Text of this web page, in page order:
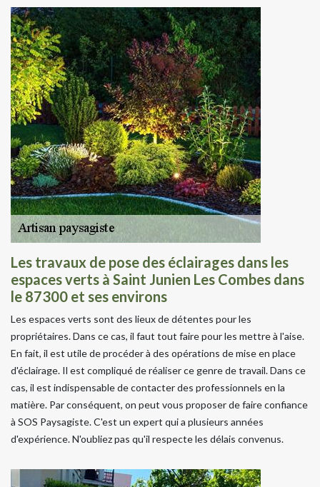
Les travaux de pose des éclairages dans les
espaces verts à Saint Junien Les Combes dans
le 87300 et ses environs
Les espaces verts sont des lieux de détentes pour les
propriétaires. Dans ce cas, il faut tout faire pour les mettre à l'aise.
En fait, il est utile de procéder à des opérations de mise en place
d'éclairage. Il est compliqué de réaliser ce genre de travail. Dans ce
cas, il est indispensable de contacter des professionnels en la
matière. Par conséquent, on peut vous proposer de faire confiance
à SOS Paysagiste. C'est un expert qui a plusieurs années
d'expérience. N'oubliez pas qu'il respecte les délais convenus.